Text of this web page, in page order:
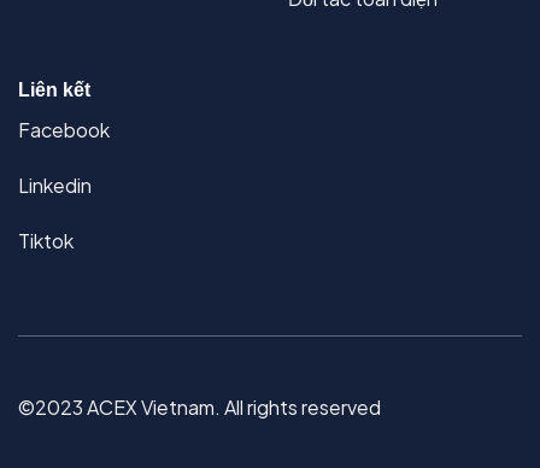
Liên kết
Facebook
Linkedin
Tiktok
©2023 ACEX Vietnam. All rights reserved